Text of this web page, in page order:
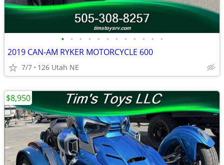
• • • • • • • • • • • •
2019 CAN-AM RYKER MOTORCYCLE 600
7/7 126 Utah NE
$8,950